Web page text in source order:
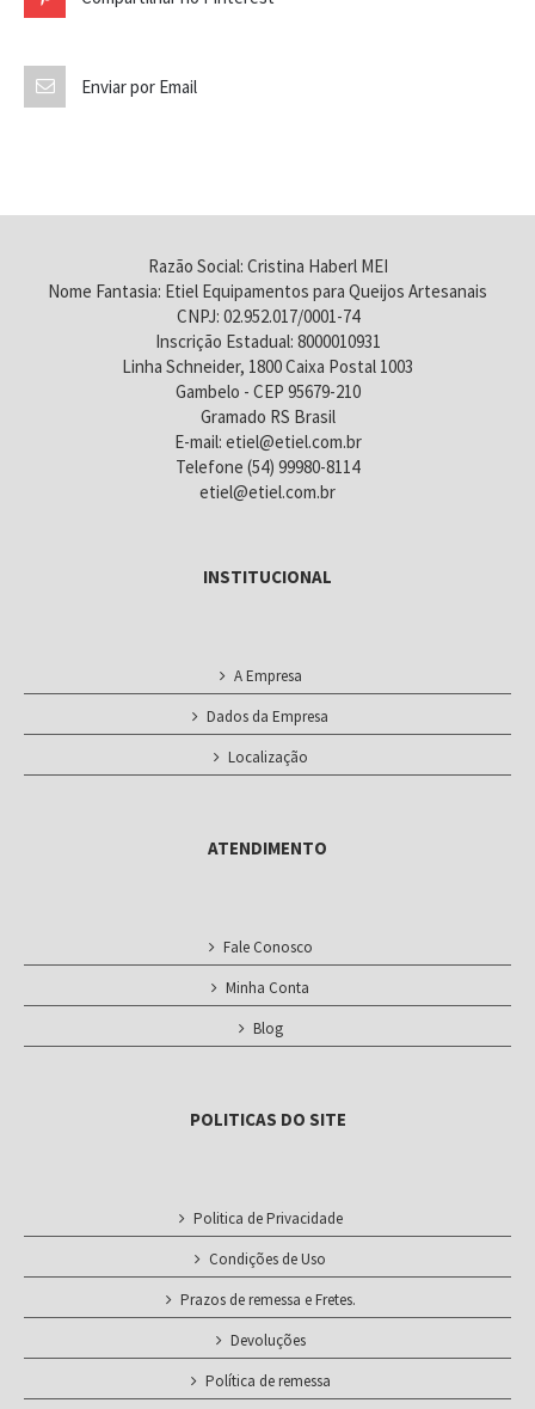
Enviar por Email
Razão Social: Cristina Haberl MEI
Nome Fantasia: Etiel Equipamentos para Queijos Artesanais
CNPJ: 02.952.017/0001-74
Inscrição Estadual: 8000010931
Linha Schneider, 1800 Caixa Postal 1003
Gambelo - CEP 95679-210
Gramado RS Brasil
E-mail: etiel@etiel.com.br
Telefone (54) 99980-8114
etiel@etiel.com.br
INSTITUCIONAL
A Empresa
Dados da Empresa
Localização
ATENDIMENTO
Fale Conosco
Minha Conta
Blog
POLITICAS DO SITE
Politica de Privacidade
Condições de Uso
Prazos de remessa e Fretes.
Devoluções
Política de remessa